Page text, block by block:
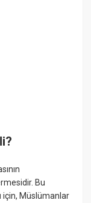
Bu
için, Müslümanlar